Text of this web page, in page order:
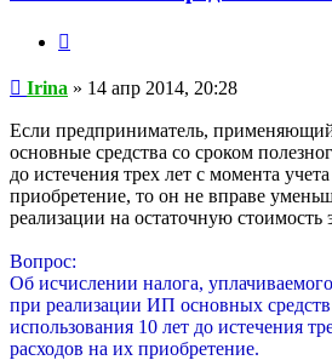
Сообщение
Irina » 14 апр 2014, 20:28
Если предприниматель,
основные средства со сроком
до истечения трех лет с момента
приобретение, то он не вправе
реализации на остаточную стоимость
Вопрос:
Об исчислении налога,
при реализации ИП основных средств
использования 10 лет до истечения
расходов на их приобретение.